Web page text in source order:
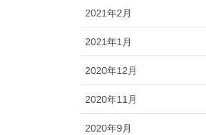
2021年2月
2021年1月
2020年12月
2020年11月
2020年9月